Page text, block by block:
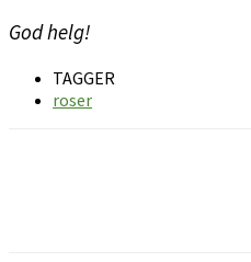
God helg!
TAGGER
roser